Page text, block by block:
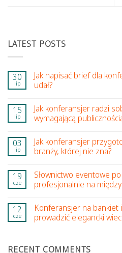
LATEST POSTS
30
lip
Jak napisać brief dla
udał?
15
lip
Jak konferansjer radzi
wymagającą
03
lip
Jak konferansjer
branży, której nie zna?
19
cze
Słownictwo eventowe
profesjonalnie na
12
cze
Konferansjer na bankiet
prowadzić elegancki
RECENT COMMENTS